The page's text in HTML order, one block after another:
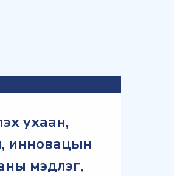
ухаан,
инновацын
мэдлэг,